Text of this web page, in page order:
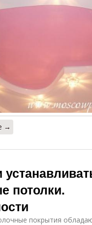
→
потолки.
покрытия